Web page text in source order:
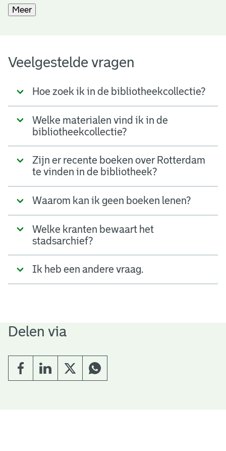
Meer
Veelgestelde vragen
Hoe zoek ik in de bibliotheekcollectie?
Welke materialen vind ik in de
bibliotheekcollectie?
Zijn er recente boeken over Rotterdam
te vinden in de bibliotheek?
Waarom kan ik geen boeken lenen?
Welke kranten bewaart het
stadsarchief?
Ik heb een andere vraag.
Delen via